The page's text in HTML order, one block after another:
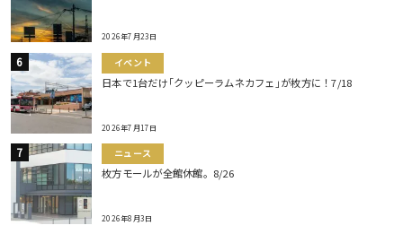
2026年7月23日
イベント
日本で1台だけ｢クッピーラムネカフェ｣が枚方に！7/18
2026年7月17日
ニュース
枚方モールが全館休館。8/26
2026年8月3日